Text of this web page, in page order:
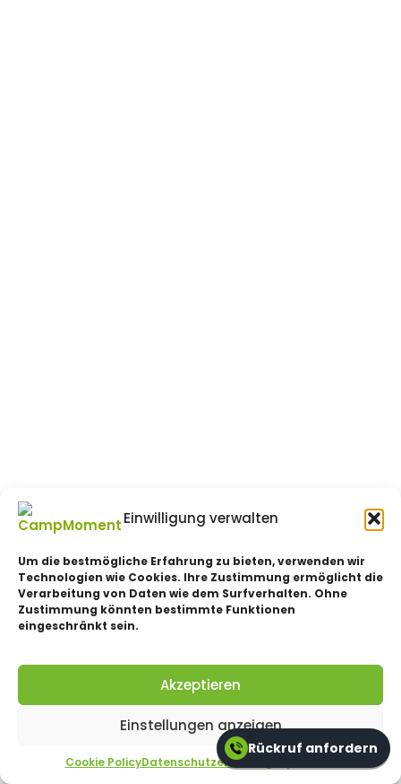
Einwilligung verwalten
Um die bestmögliche Erfahrung zu bieten, verwenden wir
Technologien wie Cookies. Ihre Zustimmung ermöglicht die
Verarbeitung von Daten wie dem Surfverhalten. Ohne
Zustimmung könnten bestimmte Funktionen
eingeschränkt sein.
Akzeptieren
Einstellungen anzeigen
Cookie PolicyDatenschutzerklärung
Rückruf anfordern